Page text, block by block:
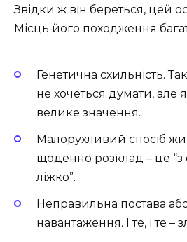
Звідки ж він береться, цей
Місць його походження
Генетична схильність.
не хочеться думати, але
велике значення.
Малорухливий спосіб
щоденно розклад – це “з
ліжко”.
Неправильна постава або
навантаження. І те, і те –